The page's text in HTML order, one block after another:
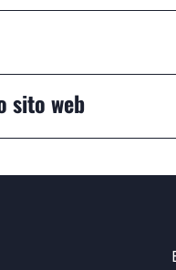
sito web